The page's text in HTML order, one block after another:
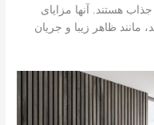
هستند. آنها مزایای
مانند ظاهر زیبا و جریان